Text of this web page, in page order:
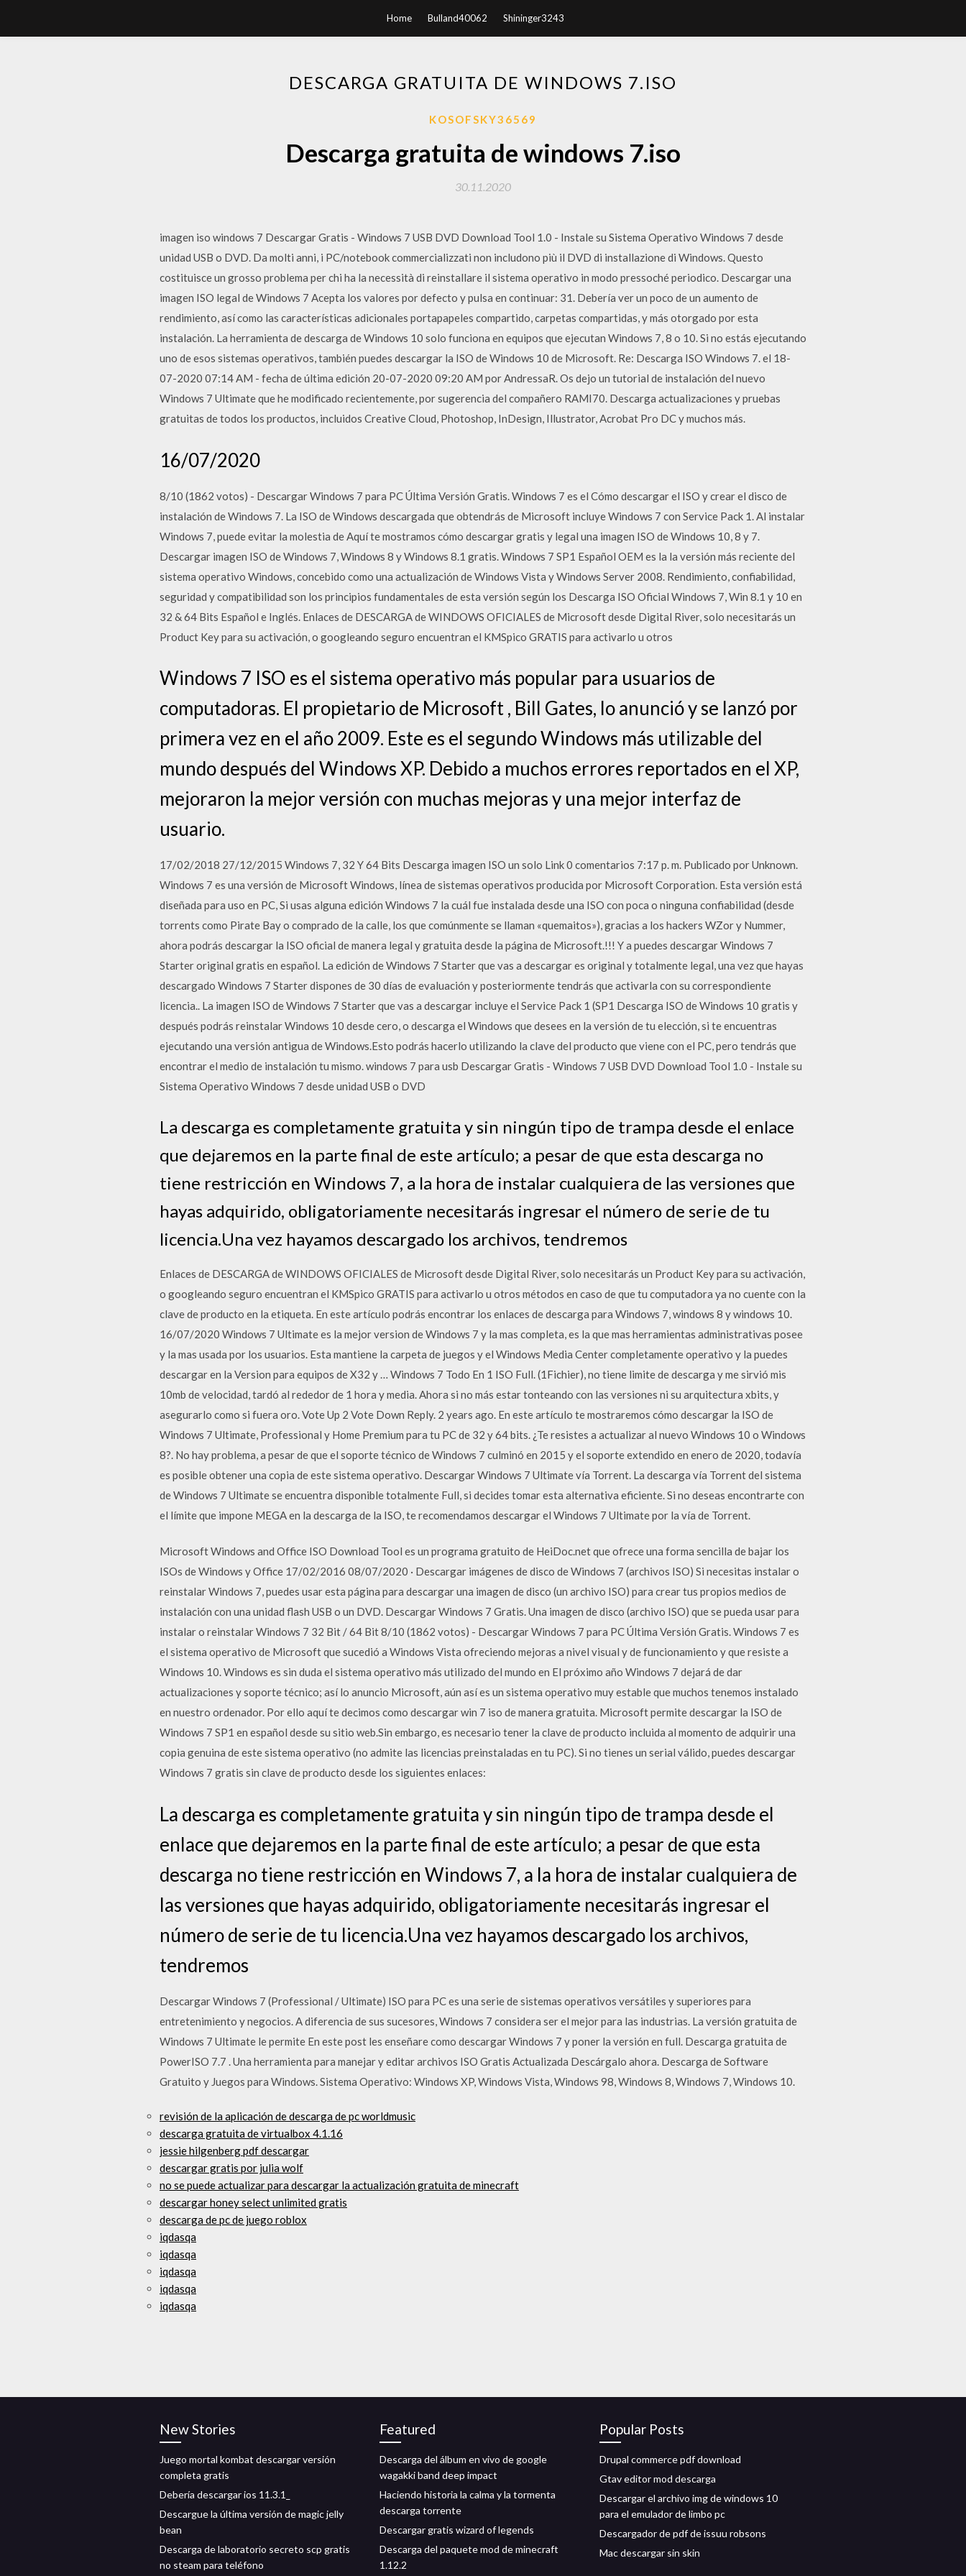
Home Bulland40062 Shininger3243
DESCARGA GRATUITA DE WINDOWS 7.ISO
KOSOFSKY36569
Descarga gratuita de windows 7.iso
30.11.2020
imagen iso windows 7 Descargar Gratis - Windows 7 USB DVD Download Tool 1.0 - Instale su Sistema Operativo Windows 7 desde
unidad USB o DVD. Da molti anni, i PC/notebook commercializzati non includono più il DVD di installazione di Windows. Questo
costituisce un grosso problema per chi ha la necessità di reinstallare il sistema operativo in modo pressoché periodico. Descargar una
imagen ISO legal de Windows 7 Acepta los valores por defecto y pulsa en continuar: 31. Debería ver un poco de un aumento de
rendimiento, así como las características adicionales portapapeles compartido, carpetas compartidas, y más otorgado por esta
instalación. La herramienta de descarga de Windows 10 solo funciona en equipos que ejecutan Windows 7, 8 o 10. Si no estás ejecutando
uno de esos sistemas operativos, también puedes descargar la ISO de Windows 10 de Microsoft. Re: Descarga ISO Windows 7. el ‎18-
07-2020 07:14 AM - fecha de última edición ‎20-07-2020 09:20 AM por AndressaR. Os dejo un tutorial de instalación del nuevo
Windows 7 Ultimate que he modificado recientemente, por sugerencia del compañero RAMI70. Descarga actualizaciones y pruebas
gratuitas de todos los productos, incluidos Creative Cloud, Photoshop, InDesign, Illustrator, Acrobat Pro DC y muchos más.
16/07/2020
8/10 (1862 votos) - Descargar Windows 7 para PC Última Versión Gratis. Windows 7 es el Cómo descargar el ISO y crear el disco de
instalación de Windows 7. La ISO de Windows descargada que obtendrás de Microsoft incluye Windows 7 con Service Pack 1. Al instalar
Windows 7, puede evitar la molestia de Aquí te mostramos cómo descargar gratis y legal una imagen ISO de Windows 10, 8 y 7.
Descargar imagen ISO de Windows 7, Windows 8 y Windows 8.1 gratis. Windows 7 SP1 Español OEM es la la versión más reciente del
sistema operativo Windows, concebido como una actualización de Windows Vista y Windows Server 2008. Rendimiento, confiabilidad,
seguridad y compatibilidad son los principios fundamentales de esta versión según los Descarga ISO Oficial Windows 7, Win 8.1 y 10 en
32 & 64 Bits Español e Inglés. Enlaces de DESCARGA de WINDOWS OFICIALES de Microsoft desde Digital River, solo necesitarás un
Product Key para su activación, o googleando seguro encuentran el KMSpico GRATIS para activarlo u otros
Windows 7 ISO es el sistema operativo más popular para usuarios de
computadoras. El propietario de Microsoft , Bill Gates, lo anunció y se lanzó por
primera vez en el año 2009. Este es el segundo Windows más utilizable del
mundo después del Windows XP. Debido a muchos errores reportados en el XP,
mejoraron la mejor versión con muchas mejoras y una mejor interfaz de
usuario.
17/02/2018 27/12/2015 Windows 7, 32 Y 64 Bits Descarga imagen ISO un solo Link 0 comentarios 7:17 p. m. Publicado por Unknown.
Windows 7 es una versión de Microsoft Windows, línea de sistemas operativos producida por Microsoft Corporation. Esta versión está
diseñada para uso en PC, Si usas alguna edición Windows 7 la cuál fue instalada desde una ISO con poca o ninguna confiabilidad (desde
torrents como Pirate Bay o comprado de la calle, los que comúnmente se llaman «quemaitos»), gracias a los hackers WZor y Nummer,
ahora podrás descargar la ISO oficial de manera legal y gratuita desde la página de Microsoft.!!! Y a puedes descargar Windows 7
Starter original gratis en español. La edición de Windows 7 Starter que vas a descargar es original y totalmente legal, una vez que hayas
descargado Windows 7 Starter dispones de 30 días de evaluación y posteriormente tendrás que activarla con su correspondiente
licencia.. La imagen ISO de Windows 7 Starter que vas a descargar incluye el Service Pack 1 (SP1 Descarga ISO de Windows 10 gratis y
después podrás reinstalar Windows 10 desde cero, o descarga el Windows que desees en la versión de tu elección, si te encuentras
ejecutando una versión antigua de Windows.Esto podrás hacerlo utilizando la clave del producto que viene con el PC, pero tendrás que
encontrar el medio de instalación tu mismo. windows 7 para usb Descargar Gratis - Windows 7 USB DVD Download Tool 1.0 - Instale su
Sistema Operativo Windows 7 desde unidad USB o DVD
La descarga es completamente gratuita y sin ningún tipo de trampa desde el enlace
que dejaremos en la parte final de este artículo; a pesar de que esta descarga no
tiene restricción en Windows 7, a la hora de instalar cualquiera de las versiones que
hayas adquirido, obligatoriamente necesitarás ingresar el número de serie de tu
licencia.Una vez hayamos descargado los archivos, tendremos
Enlaces de DESCARGA de WINDOWS OFICIALES de Microsoft desde Digital River, solo necesitarás un Product Key para su activación,
o googleando seguro encuentran el KMSpico GRATIS para activarlo u otros métodos en caso de que tu computadora ya no cuente con la
clave de producto en la etiqueta. En este artículo podrás encontrar los enlaces de descarga para Windows 7, windows 8 y windows 10.
16/07/2020 Windows 7 Ultimate es la mejor version de Windows 7 y la mas completa, es la que mas herramientas administrativas posee
y la mas usada por los usuarios. Esta mantiene la carpeta de juegos y el Windows Media Center completamente operativo y la puedes
descargar en la Version para equipos de X32 y … Windows 7 Todo En 1 ISO Full. (1Fichier), no tiene limite de descarga y me sirvió mis
10mb de velocidad, tardó al rededor de 1 hora y media. Ahora si no más estar tonteando con las versiones ni su arquitectura xbits, y
asegurarlo como si fuera oro. Vote Up 2 Vote Down Reply. 2 years ago. En este artículo te mostraremos cómo descargar la ISO de
Windows 7 Ultimate, Professional y Home Premium para tu PC de 32 y 64 bits. ¿Te resistes a actualizar al nuevo Windows 10 o Windows
8?. No hay problema, a pesar de que el soporte técnico de Windows 7 culminó en 2015 y el soporte extendido en enero de 2020, todavía
es posible obtener una copia de este sistema operativo. Descargar Windows 7 Ultimate vía Torrent. La descarga vía Torrent del sistema
de Windows 7 Ultimate se encuentra disponible totalmente Full, si decides tomar esta alternativa eficiente. Si no deseas encontrarte con
el límite que impone MEGA en la descarga de la ISO, te recomendamos descargar el Windows 7 Ultimate por la vía de Torrent.
Microsoft Windows and Office ISO Download Tool es un programa gratuito de HeiDoc.net que ofrece una forma sencilla de bajar los
ISOs de Windows y Office 17/02/2016 08/07/2020 · Descargar imágenes de disco de Windows 7 (archivos ISO) Si necesitas instalar o
reinstalar Windows 7, puedes usar esta página para descargar una imagen de disco (un archivo ISO) para crear tus propios medios de
instalación con una unidad flash USB o un DVD. Descargar Windows 7 Gratis. Una imagen de disco (archivo ISO) que se pueda usar para
instalar o reinstalar Windows 7 32 Bit / 64 Bit 8/10 (1862 votos) - Descargar Windows 7 para PC Última Versión Gratis. Windows 7 es
el sistema operativo de Microsoft que sucedió a Windows Vista ofreciendo mejoras a nivel visual y de funcionamiento y que resiste a
Windows 10. Windows es sin duda el sistema operativo más utilizado del mundo en El próximo año Windows 7 dejará de dar
actualizaciones y soporte técnico; así lo anuncio Microsoft, aún así es un sistema operativo muy estable que muchos tenemos instalado
en nuestro ordenador. Por ello aquí te decimos como descargar win 7 iso de manera gratuita. Microsoft permite descargar la ISO de
Windows 7 SP1 en español desde su sitio web.Sin embargo, es necesario tener la clave de producto incluida al momento de adquirir una
copia genuina de este sistema operativo (no admite las licencias preinstaladas en tu PC). Si no tienes un serial válido, puedes descargar
Windows 7 gratis sin clave de producto desde los siguientes enlaces:
La descarga es completamente gratuita y sin ningún tipo de trampa desde el
enlace que dejaremos en la parte final de este artículo; a pesar de que esta
descarga no tiene restricción en Windows 7, a la hora de instalar cualquiera de
las versiones que hayas adquirido, obligatoriamente necesitarás ingresar el
número de serie de tu licencia.Una vez hayamos descargado los archivos,
tendremos
Descargar Windows 7 (Professional / Ultimate) ISO para PC es una serie de sistemas operativos versátiles y superiores para
entretenimiento y negocios. A diferencia de sus sucesores, Windows 7 considera ser el mejor para las industrias. La versión gratuita de
Windows 7 Ultimate le permite En este post les enseñare como descargar Windows 7 y poner la versión en full. Descarga gratuita de
PowerISO 7.7 . Una herramienta para manejar y editar archivos ISO Gratis Actualizada Descárgalo ahora. Descarga de Software
Gratuito y Juegos para Windows. Sistema Operativo: Windows XP, Windows Vista, Windows 98, Windows 8, Windows 7, Windows 10.
revisión de la aplicación de descarga de pc worldmusic
descarga gratuita de virtualbox 4.1.16
jessie hilgenberg pdf descargar
descargar gratis por julia wolf
no se puede actualizar para descargar la actualización gratuita de minecraft
descargar honey select unlimited gratis
descarga de pc de juego roblox
iqdasqa
iqdasqa
iqdasqa
iqdasqa
iqdasqa
New Stories
Juego mortal kombat descargar versión
completa gratis
Debería descargar ios 11.3.1_
Descargue la última versión de magic jelly
bean
Descarga de laboratorio secreto scp gratis
no steam para teléfono
Featured
Descarga del álbum en vivo de google
wagakki band deep impact
Haciendo historia la calma y la tormenta
descarga torrente
Descargar gratis wizard of legends
Descarga del paquete mod de minecraft
1.12.2
Popular Posts
Drupal commerce pdf download
Gtav editor mod descarga
Descargar el archivo img de windows 10
para el emulador de limbo pc
Descargador de pdf de issuu robsons
Mac descargar sin skin